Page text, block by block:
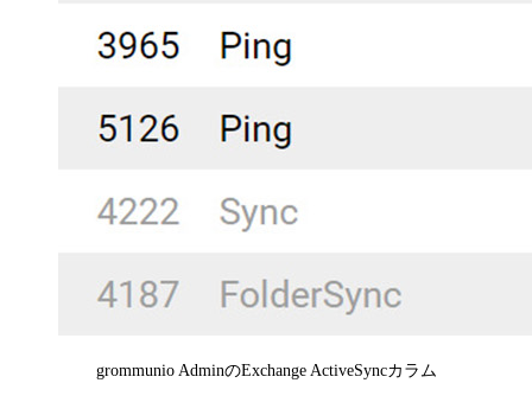
grommunio AdminのExchange ActiveSyncカラム